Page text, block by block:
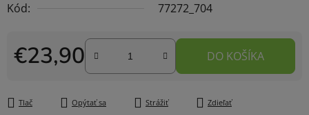
Kód:
77272_704
€23,90
Jednotková cena:
DO KOŠÍKA
Tlač Opýtať sa Strážiť Zdieľať